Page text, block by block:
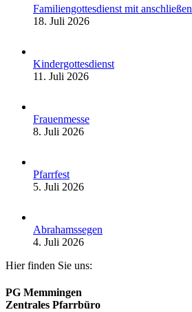
Familiengottesdienst mit
18. Juli 2026
Kindergottesdienst
11. Juli 2026
Frauenmesse
8. Juli 2026
Pfarrfest
5. Juli 2026
Abrahamssegen
4. Juli 2026
Hier finden Sie uns:
PG Memmingen
Zentrales Pfarrbüro